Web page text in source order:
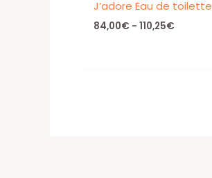
J’adore Eau de toilette
84,00€ - 110,25€